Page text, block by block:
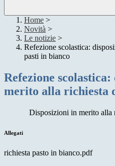
Home >
Novità >
Le notizie >
Refezione scolastica:
pasti in bianco
Refezione
merito alla richiesta
Disposizioni in merito alla
Allegati
richiesta pasto in bianco.pdf